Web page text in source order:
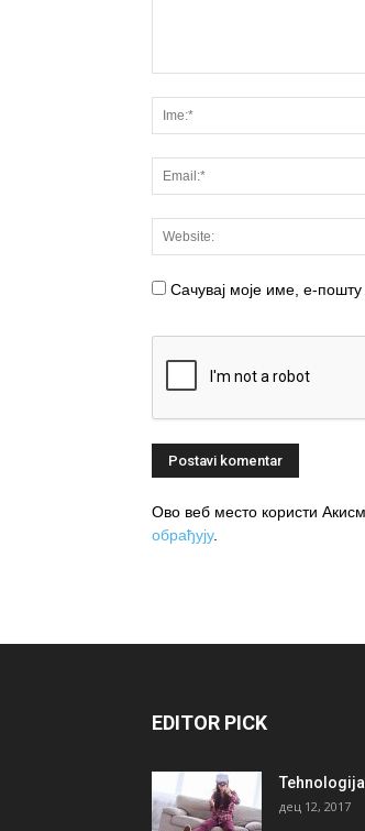
Сачувај моје име, е-
Ово веб место користи
обрађују.
EDITOR PICK
дец 12, 2017